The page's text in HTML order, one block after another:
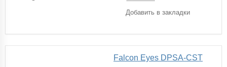
Добавить в закладки
Falcon Eyes DPSA-CST